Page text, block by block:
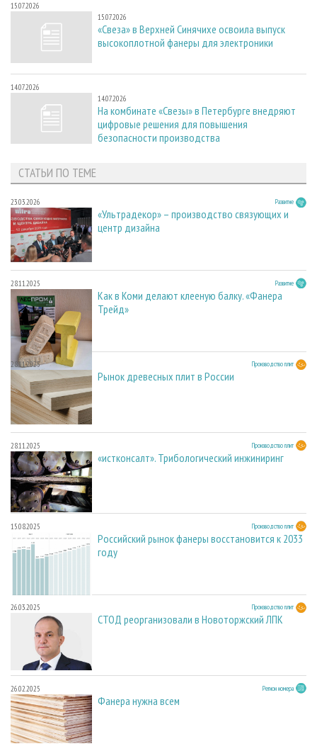
15.07.2026
15.07.2026
«Свеза» в Верхней Синячихе освоила выпуск
высокоплотной фанеры для электроники
14.07.2026
14.07.2026
На комбинате «Свезы» в Петербурге внедряют
цифровые решения для повышения
безопасности производства
СТАТЬИ ПО ТЕМЕ
23.03.2026 Развитие
«Ультрадекор» – производство связующих и
центр дизайна
28.11.2025 Развитие
Как в Коми делают клееную балку. «Фанера
Трейд»
28.11.2025 Производство плит
Рынок древесных плит в России
28.11.2025 Производство плит
«истконсалт». Трибологический инжиниринг
15.08.2025 Производство плит
Российский рынок фанеры восстановится к 2033
году
26.03.2025 Производство плит
СТОД реорганизовали в Новоторжский ЛПК
26.02.2025 Регион номера
Фанера нужна всем